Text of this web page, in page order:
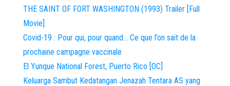
THE SAINT OF FORT WASHINGTON (1993) Trailer [Full
Movie]
Covid-19 : Pour qui, pour quand… Ce que l’on sait de la
prochaine campagne vaccinale
El Yunque National Forest, Puerto Rico [OC]
Keluarga Sambut Kedatangan Jenazah Tentara AS yang